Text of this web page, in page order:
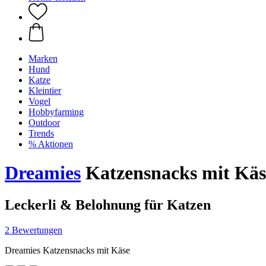
Marken
Hund
Katze
Kleintier
Vogel
Hobbyfarming
Outdoor
Trends
% Aktionen
Dreamies Katzensnacks mit
Leckerli & Belohnung für Katzen
2 Bewertungen
Dreamies Katzensnacks mit Käse